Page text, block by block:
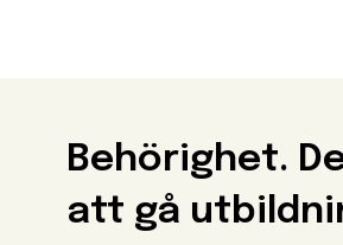
Behörighet.
att gå